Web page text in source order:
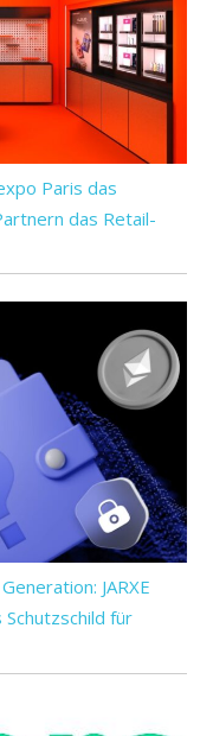
Paris das
das Retail-
JARXE
für